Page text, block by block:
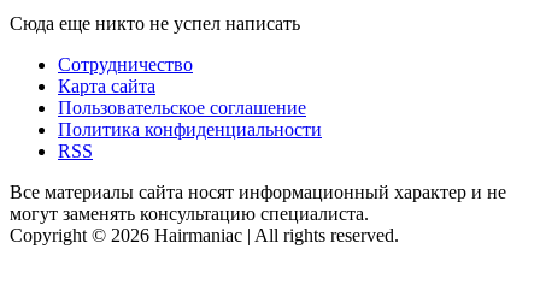
Сюда еще никто не успел написать
Сотрудничество
Карта сайта
Пользовательское соглашение
Политика конфиденциальности
RSS
Все материалы сайта носят информационный характер и не
могут заменять консультацию специалиста.
Copyright © 2026 Hairmaniac | All rights reserved.